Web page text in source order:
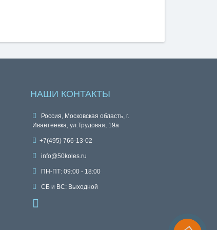
НАШИ КОНТАКТЫ
Россия, Московская область, г.
Ивантеевка, ул.Трудовая, 19а
+7(495) 766-13-02
info@50koles.ru
ПН-ПТ: 09:00 - 18:00
СБ и ВС: Выходной